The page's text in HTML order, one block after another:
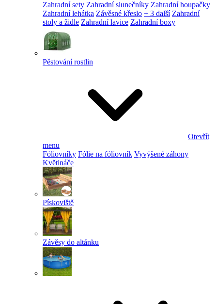
Zahradní sety Zahradní slunečníky Zahradní houpačky
Zahradní lehátka Závěsné křeslo + 3 další Zahradní
stoly a židle Zahradní lavice Zahradní boxy
Pěstování rostlin
Otevřít
menu
Fóliovníky Fólie na fóliovník Vyvýšené záhony
Květináče
Pískoviště
Závěsy do altánku